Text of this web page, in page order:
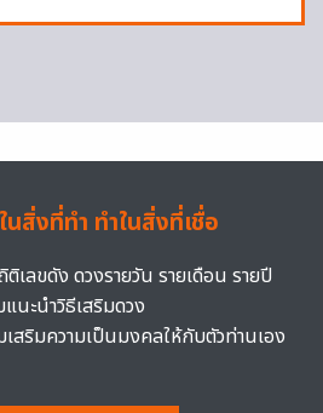
นสิ่งที่ทำ ทำในสิ่งที่เชื่อ
เลขดัง ดวงรายวัน รายเดือน รายปี
นะนำวิธีเสริมดวง
สริมความเป็นมงคลให้กับตัวท่านเอง